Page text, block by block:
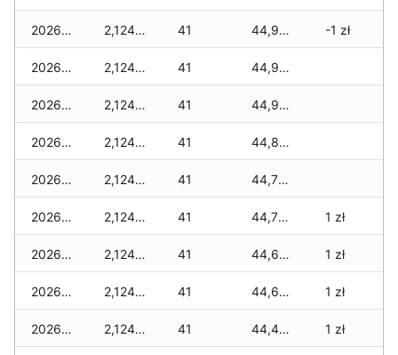
2026-02-10 2,124 zł 41 44,939 zł -1 zł
2026-02-09 2,124 zł 41 44,904 zł
2026-02-08 2,124 zł 41 44,904 zł
2026-02-07 2,124 zł 41 44,892 zł
2026-02-06 2,124 zł 41 44,793 zł
2026-02-05 2,124 zł 41 44,734 zł 1 zł
2026-02-04 2,124 zł 41 44,699 zł 1 zł
2026-02-03 2,124 zł 41 44,699 zł 1 zł
2026-02-02 2,124 zł 41 44,495 zł 1 zł